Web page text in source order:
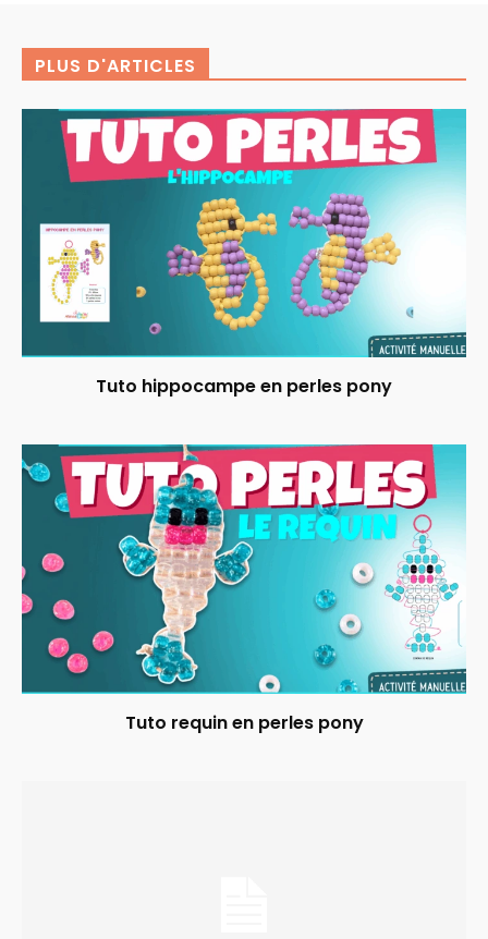
PLUS D'ARTICLES
Tuto hippocampe en perles pony
Tuto requin en perles pony